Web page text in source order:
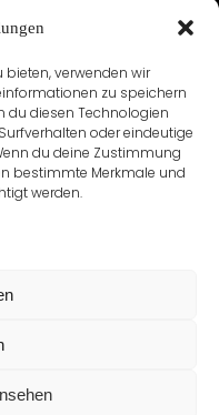
bieten, verwenden wir
zu speichern
du diesen Technologien
oder eindeutige
du deine Zustimmung
bestimmte Merkmale und
werden.
KONTAKT
(EU)